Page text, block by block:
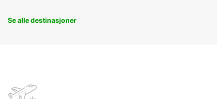
Se alle destinasjoner